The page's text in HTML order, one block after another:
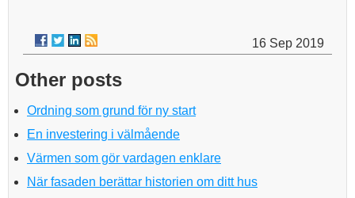
16 Sep 2019
Other posts
Ordning som grund för ny start
En investering i välmående
Värmen som gör vardagen enklare
När fasaden berättar historien om ditt hus